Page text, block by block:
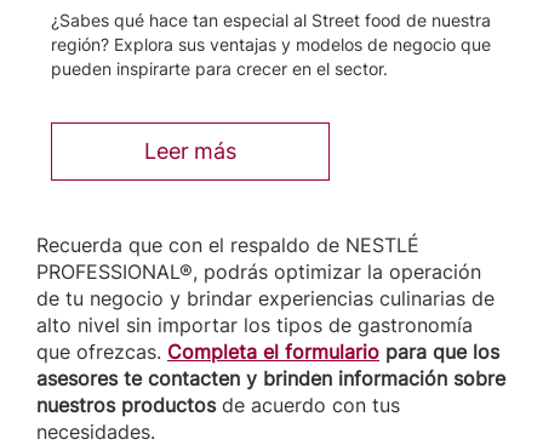
¿Sabes qué hace tan especial al Street food de nuestra
región? Explora sus ventajas y modelos de negocio que
pueden inspirarte para crecer en el sector.
Leer más
Recuerda que con el respaldo de NESTLÉ
PROFESSIONAL®, podrás optimizar la operación
de tu negocio y brindar experiencias culinarias de
alto nivel sin importar los tipos de gastronomía
que ofrezcas. Completa el formulario para que los
asesores te contacten y brinden información sobre
nuestros productosde acuerdo con tus
necesidades.